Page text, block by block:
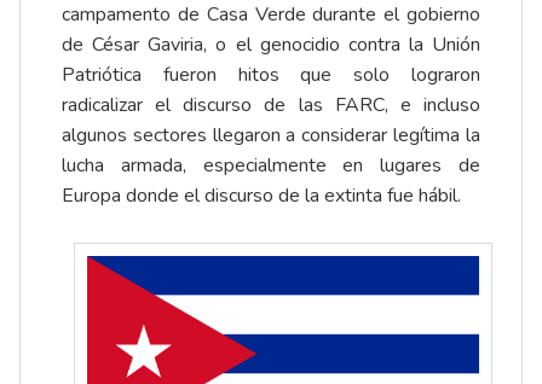
campamento de Casa Verde durante el gobierno
de César Gaviria, o el genocidio contra la Unión
Patriótica fueron hitos que solo lograron
radicalizar el discurso de las FARC, e incluso
algunos sectores llegaron a considerar legítima la
lucha armada, especialmente en lugares de
Europa donde el discurso de la extinta fue hábil.